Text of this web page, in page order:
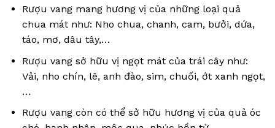
Rượu vang mang hương vị của những loại quả
chua mát như: Nho chua, chanh, cam, bưởi, dứa,
táo, mơ, dâu tây,…
Rượu vang sở hữu vị ngọt mát của trái cây như:
Vải, nho chín, lê, anh đào, sim, chuối, ớt xanh ngọt,
…
Rượu vang còn có thể sở hữu hương vị của quả óc